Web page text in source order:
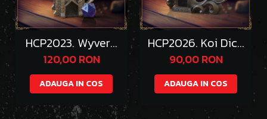
HCP2023. Wyvern
Dice Tower
120,00 RON
ADAUGA IN COS
HCP2026. Koi Dice
Tower
90,00 RON
ADAUGA IN COS